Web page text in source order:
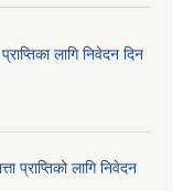
लागि निवेदन दिन
प्राप्तिको लागि निवेदन